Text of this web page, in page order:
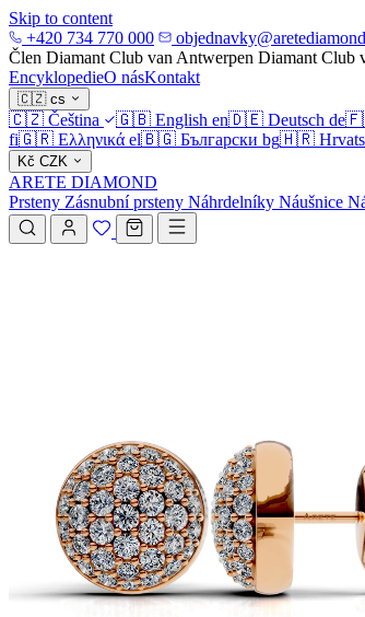
Skip to content
+420 734 770 000
Člen Diamant Club van Antwerpen Diamant Club
EncyklopedieO násKontakt
🇨🇿 cs
🇨🇿 Čeština 🇬🇧 English en🇩🇪 Deutsch de
fi🇬🇷 Ελληνικά el🇧🇬 Български bg🇭🇷
Kč CZK
ARETE DIAMOND
Prsteny Zásnubní prsteny Náhrdelníky Náušnice